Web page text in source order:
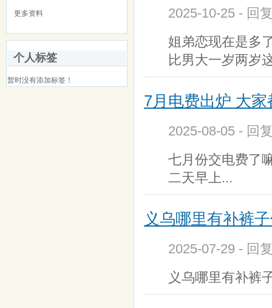
更多资料
个人标签
暂时没有添加标签！
2025-10-25 - 回
姐弟恋现在是多
比男大一岁两岁
7月电费出炉 大
2025-08-05 - 回
七月份交电费了
二天早上...
义乌哪里有补裤
2025-07-29 - 回
义乌哪里有补裤